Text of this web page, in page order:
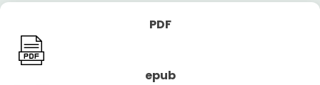
PDF
epub